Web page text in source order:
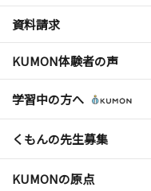
資料請求
KUMON体験者の声
学習中の方へ
くもんの先生募集
KUMONの原点